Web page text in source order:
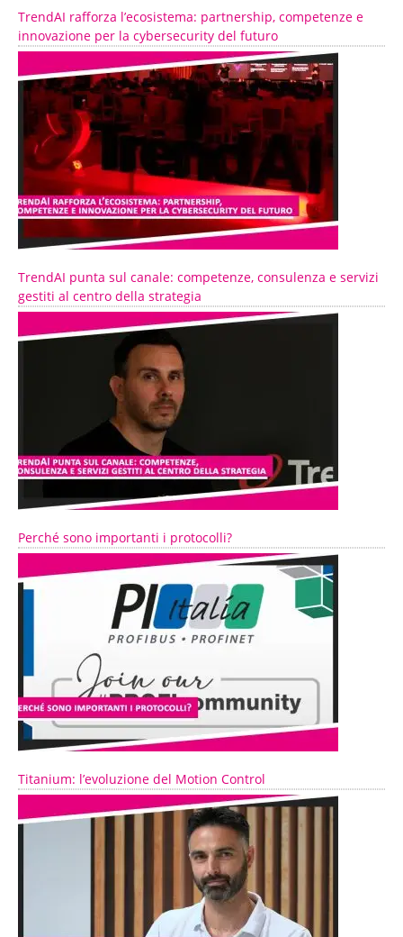
TrendAI rafforza l’ecosistema: partnership, competenze e
innovazione per la cybersecurity del futuro
TrendAI punta sul canale: competenze, consulenza e servizi
gestiti al centro della strategia
Perché sono importanti i protocolli?
Titanium: l’evoluzione del Motion Control